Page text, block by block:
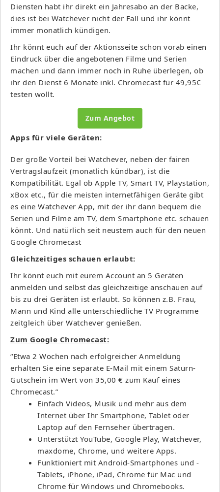
Diensten habt ihr direkt ein Jahresabo an der Backe,
dies ist bei Watchever nicht der Fall und ihr könnt
immer monatlich kündigen.
Ihr könnt euch auf der Aktionsseite schon vorab einen
Eindruck über die angebotenen Filme und Serien
machen und dann immer noch in Ruhe überlegen, ob
ihr den Dienst 6 Monate inkl. Chromecast für 49,95€
testen wollt.
Zum Angebot
Apps für viele Geräten:
Der große Vorteil bei Watchever, neben der fairen
Vertragslaufzeit (monatlich kündbar), ist die
Kompatibilität. Egal ob Apple TV, Smart TV, Playstation,
xBox etc., für die meisten internetfähigen Geräte gibt
es eine Watchever App, mit der ihr dann bequem die
Serien und Filme am TV, dem Smartphone etc. schauen
könnt. Und natürlich seit neustem auch für den neuen
Google Chromecast
Gleichzeitiges schauen erlaubt:
Ihr könnt euch mit eurem Account an 5 Geräten
anmelden und selbst das gleichzeitige anschauen auf
bis zu drei Geräten ist erlaubt. So können z.B. Frau,
Mann und Kind alle unterschiedliche TV Programme
zeitgleich über Watchever genießen.
Zum Google Chromecast:
“Etwa 2 Wochen nach erfolgreicher Anmeldung
erhalten Sie eine separate E-Mail mit einem Saturn-
Gutschein im Wert von 35,00 € zum Kauf eines
Chromecast.”
Einfach Videos, Musik und mehr aus dem
Internet über Ihr Smartphone, Tablet oder
Laptop auf den Fernseher übertragen.
Unterstützt YouTube, Google Play, Watchever,
maxdome, Chrome, und weitere Apps.
Funktioniert mit Android-Smartphones und -
Tablets, iPhone, iPad, Chrome für Mac und
Chrome für Windows und Chromebooks.